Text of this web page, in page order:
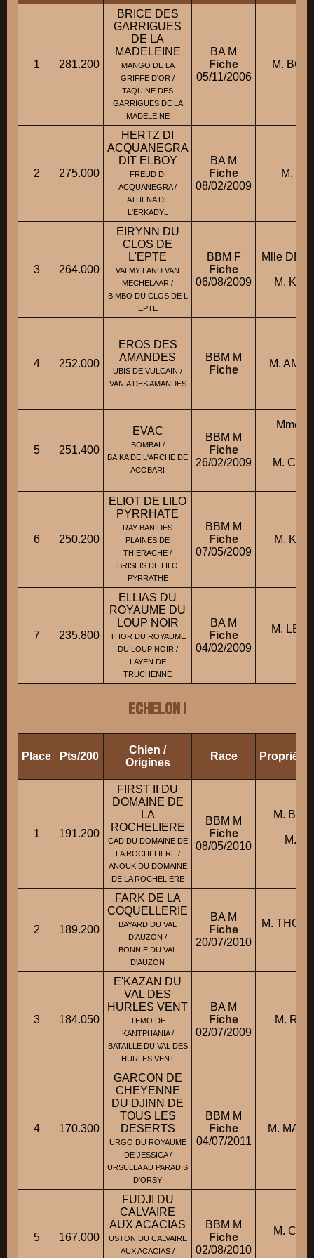
1 281.200
BRICE DES
GARRIGUES
DE LA
MADELEINE
MANGO DE LA
GRIFFE D'OR /
TAQUINE DES
GARRIGUES DE LA
MADELEINE
BA M
Fiche
05/11/2006
M.
2 275.000
HERTZ DI
ACQUANEGRA
DIT ELBOY
FREUD DI
ACQUANEGRA /
ATHENA DE
L'ERKADYL
BA M
Fiche
08/02/2009
M.
3 264.000
EIRYNN DU
CLOS DE
L'EPTE
VALMY LAND VAN
MECHELAAR /
BIMBO DU CLOS DE L
EPTE
BBM F
Fiche
06/08/2009
Mlle
M.
4 252.000
EROS DES
AMANDES
UBIS DE VULCAIN /
VANIA DES AMANDES
BBM M
Fiche
M.
5 251.400
EVAC
BOMBAI /
BAIKA DE L'ARCHE DE
ACOBARI
BBM M
Fiche
26/02/2009
Mme
M.
6 250.200
ELIOT DE LILO
PYRRHATE
RAY-BAN DES
PLAINES DE
THIERACHE /
BRISEIS DE LILO
PYRRATHE
BBM M
Fiche
07/05/2009
M.
7 235.800
ELLIAS DU
ROYAUME DU
LOUP NOIR
THOR DU ROYAUME
DU LOUP NOIR /
LAYEN DE
TRUCHENNE
BA M
Fiche
04/02/2009
M. LE
ECHELON 1
Place Pts/200
Chien /
Origines
Race
1 191.200
FIRST II DU
DOMAINE DE
LA
ROCHELIERE
CAD DU DOMAINE DE
LA ROCHELIERE /
ANOUK DU DOMAINE
DE LA ROCHELIERE
BBM M
Fiche
08/05/2010
M.
M.
2 189.200
FARK DE LA
COQUELLERIE
BAYARD DU VAL
D'AUZON /
BONNIE DU VAL
D'AUZON
BA M
Fiche
20/07/2010
M.
3 184.050
E'KAZAN DU
VAL DES
HURLES VENT
TEMO DE
KANTPHANIA /
BATAILLE DU VAL DES
HURLES VENT
BA M
Fiche
02/07/2009
M.
4 170.300
GARCON DE
CHEYENNE
DU DJINN DE
TOUS LES
DESERTS
URGO DU ROYAUME
DE JESSICA /
URSULLA AU PARADIS
D'ORSY
BBM M
Fiche
04/07/2011
M.
5 167.000
FUDJI DU
CALVAIRE
AUX ACACIAS
USTON DU CALVAIRE
AUX ACACIAS /
BBM M
Fiche
02/08/2010
M.